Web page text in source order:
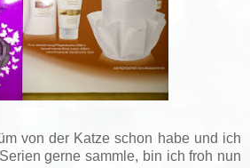
von der Katze schon habe und ich
gerne sammle, bin ich froh nun